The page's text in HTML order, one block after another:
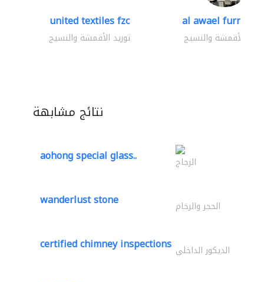
united textiles fzc
توريد الأقمشة والنسيج
al awael
الأقمشة والنسيج
نتائج مشابهة
aohong special glass.. الزجاج
wanderlust stone الحجر والرخام
certified chimney inspections الديكور الداخلي